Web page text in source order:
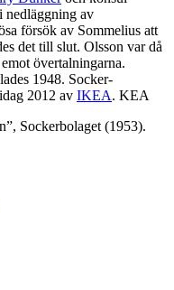
nedläggning av
försök av Sommelius att
det till slut. Olsson var då
övertalningarna.
1948. Socker-
2012 av IKEA. KEA
Sockerbolaget (1953).